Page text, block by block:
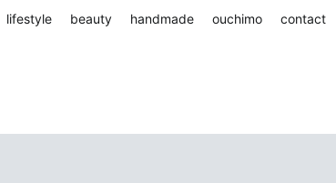
lifestyle beauty handmade ouchimo contact